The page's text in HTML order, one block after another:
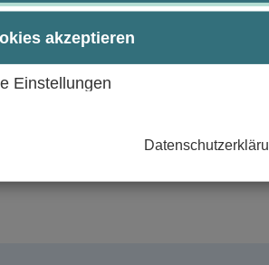
akzeptieren
Einstellungen
hoffen, euch alle dort wieder